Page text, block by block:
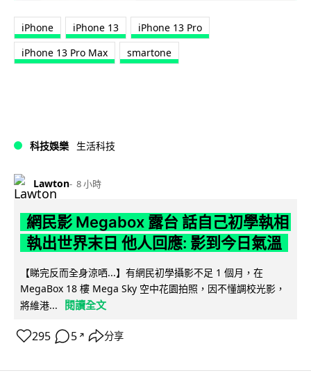
iPhone iPhone 13
iPhone 13 Pro
iPhone 13 Pro Max
smartone
科技娛樂 生活科技
Lawton 8 小時
網民影 Megabox 露台 話自己初學執相
執出世界末日 他人回應: 影到今日氣溫
【睇完反而全身涼哂...】有網民初學攝影不足 1 個月，在
MegaBox 18 樓 Mega Sky 空中花園拍照，因不懂調校光影，
將維港...
閱讀全文
295 5 ↗ 分享